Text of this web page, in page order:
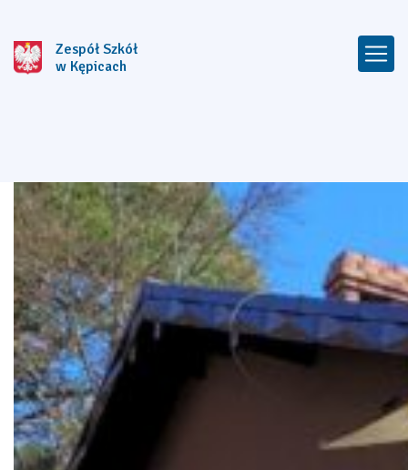
Zespół Szkół
w Kępicach